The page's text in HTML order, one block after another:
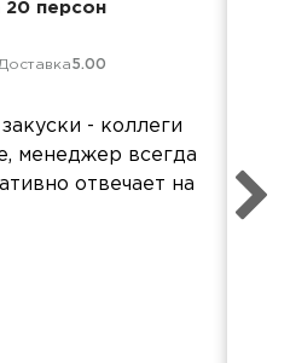
20 персон
Доставка5.00
- коллеги
менеджер всегда
отвечает на